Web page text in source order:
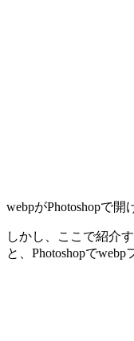
webpがPhotoshopで開
しかし、ここで紹介
と、Photoshopで